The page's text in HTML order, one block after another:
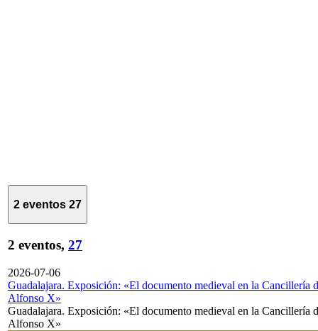
2 eventos 27
2 eventos, 27
2026-07-06
Guadalajara. Exposición: «El documento medieval en la Cancillería
Alfonso X»
Guadalajara. Exposición: «El documento medieval en la Cancillería
Alfonso X»